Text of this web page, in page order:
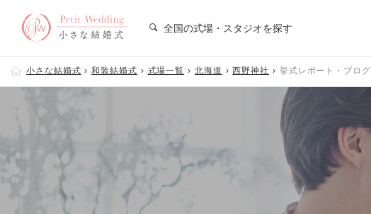
全国の式場・スタジオを探す
小さな結婚式 和装結婚式 式場一覧 北海道 西野神社 挙式レポート・ブログ